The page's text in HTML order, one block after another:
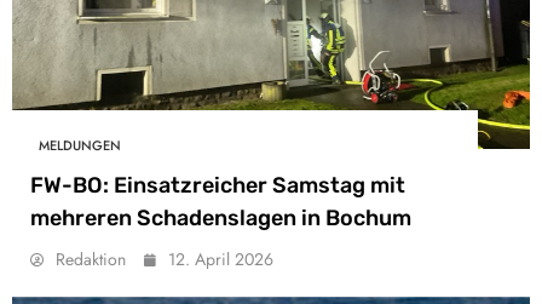
MELDUNGEN
FW-BO: Einsatzreicher Samstag mit
mehreren Schadenslagen in Bochum
Redaktion 12. April 2026